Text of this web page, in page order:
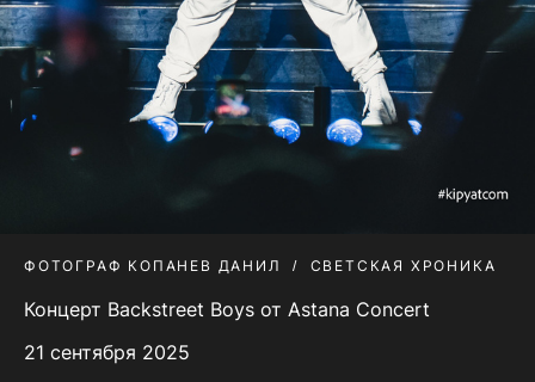
ФОТОГРАФ КОПАНЕВ ДАНИЛ СВЕТСКАЯ ХРОНИКА
Концерт Backstreet Boys от Astana Concert
21 сентября 2025